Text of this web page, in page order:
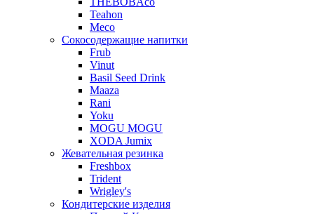
Teahon
Meco
Сокосодержащие напитки
Frub
Vinut
Basil Seed Drink
Maaza
Rani
Yoku
MOGU MOGU
XODA Jumix
Жевательная резинка
Freshbox
Trident
Wrigley's
Кондитерские изделия